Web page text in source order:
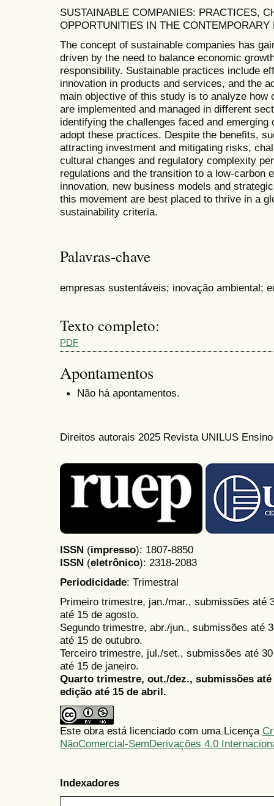
SUSTAINABLE COMPANIES: PRACTICES,
OPPORTUNITIES IN THE
The concept of sustainable companies has
driven by the need to balance economic
responsibility. Sustainable practices include
innovation in products and services, and the
main objective of this study is to analyze
are implemented and managed in different
identifying the challenges faced and
adopt these practices. Despite the benefits,
attracting investment and mitigating risks,
cultural changes and regulatory complexity
regulations and the transition to a low-carbon
innovation, new business models and
this movement are best placed to thrive in a
sustainability criteria.
Palavras-chave
empresas sustentáveis; inovação ambiental;
Texto completo:
PDF
Apontamentos
Não há apontamentos.
Direitos autorais 2025 Revista UNILUS
ISSN (impresso): 1807-8850
ISSN (eletrônico): 2318-2083
Periodicidade: Trimestral
Primeiro trimestre, jan./mar., submissões até
até 15 de agosto.
Segundo trimestre, abr./jun., submissões até
até 15 de outubro.
Terceiro trimestre, jul./set., submissões até
até 15 de janeiro.
Quarto trimestre, out./dez., submissões
edição até 15 de abril.
Este obra está licenciado com uma Licença
NãoComercial-SemDerivações 4.0
Indexadores